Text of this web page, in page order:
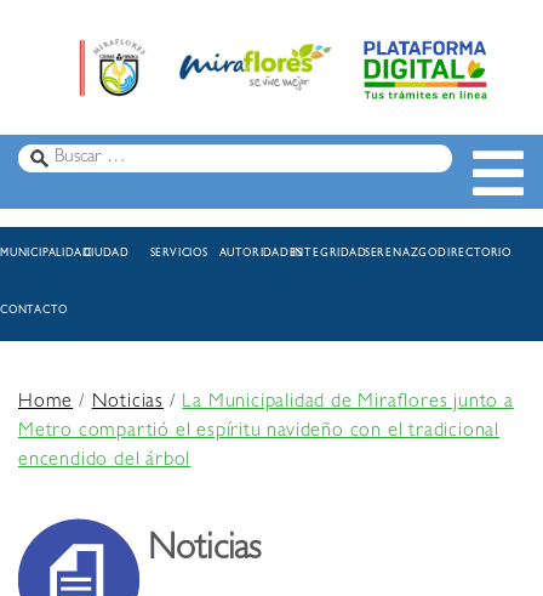
MUNICIPALIDADCIUDAD SERVICIOS AUTORIDADESINTEGRIDADSERENAZGODIRECTORIO
CONTACTO
Home/Noticias /La Municipalidad de Miraflores junto a
Metro compartió el espíritu navideño con el tradicional
encendido del árbol
Noticias